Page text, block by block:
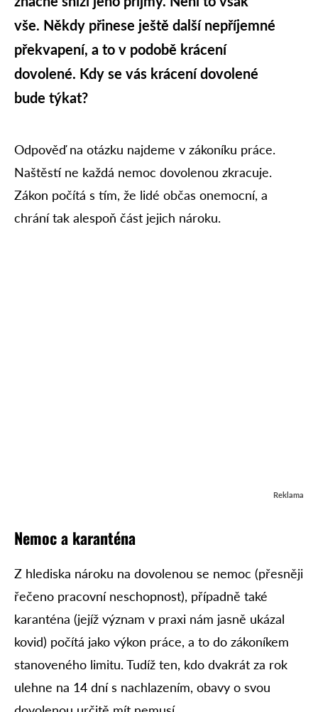
vše. Někdy přinese ještě další nepříjemné
překvapení, a to v podobě krácení
dovolené. Kdy se vás krácení dovolené
bude týkat?
Odpověď na otázku najdeme v zákoníku práce.
Naštěstí ne každá nemoc dovolenou zkracuje.
Zákon počítá s tím, že lidé občas onemocní, a
chrání tak alespoň část jejich nároku.
Reklama
Nemoc a karanténa
Z hlediska nároku na dovolenou se nemoc (přesněji
řečeno pracovní neschopnost), případně také
karanténa (jejíž význam v praxi nám jasně ukázal
kovid) počítá jako výkon práce, a to do zákoníkem
stanoveného limitu. Tudíž ten, kdo dvakrát za rok
ulehne na 14 dní s nachlazením, obavy o svou